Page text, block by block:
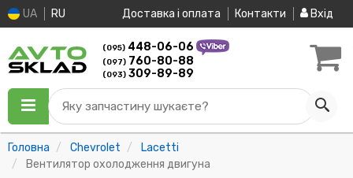
UA RU Доставка і оплата Контакти Вхід
(095) 448-06-06
(097) 760-80-88
(093) 309-89-89
Яку запчастину шукаєте?
Головна Chevrolet
Lacetti
Вентилятор охолодження двигуна